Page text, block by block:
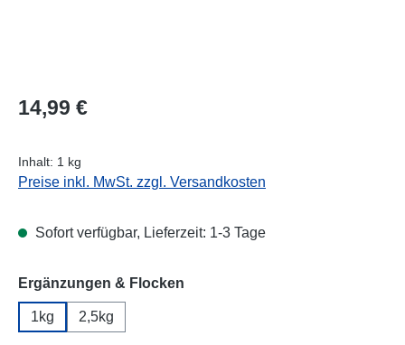
Regulärer Preis:
14,99 €
Inhalt: 1 kg
Preise inkl. MwSt. zzgl. Versandkosten
Sofort verfügbar, Lieferzeit: 1-3 Tage
Ergänzungen & Flocken
1kg 2,5kg